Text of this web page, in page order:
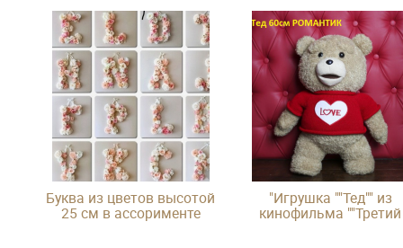
Буква из цветов высотой
25 см в ассорименте
"Игрушка ""Тед"" из
кинофильма ""Третий